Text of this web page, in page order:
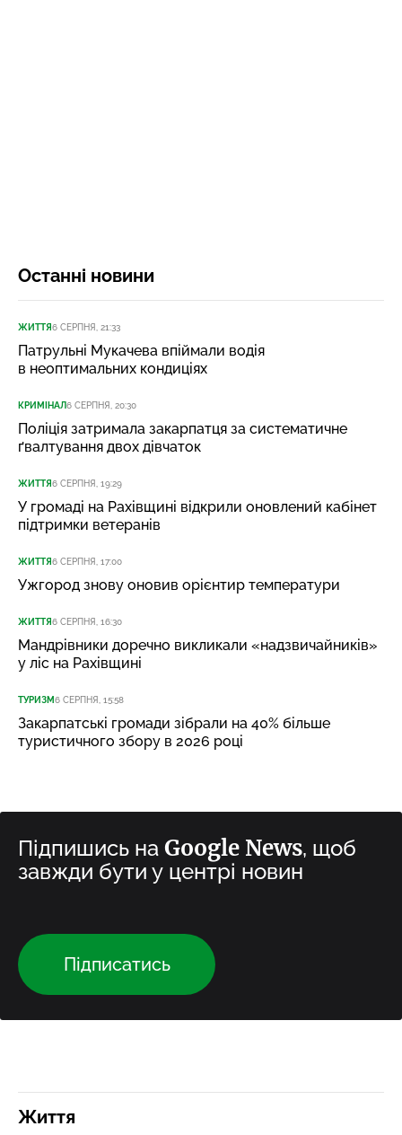
Останні новини
ЖИТТЯ6 СЕРПНЯ, 21:33
Патрульні Мукачева впіймали водія
в неоптимальних кондиціях
КРИМІНАЛ6 СЕРПНЯ, 20:30
Поліція затримала закарпатця за систематичне
ґвалтування двох дівчаток
ЖИТТЯ6 СЕРПНЯ, 19:29
У громаді на Рахівщині відкрили оновлений кабінет
підтримки ветеранів
ЖИТТЯ6 СЕРПНЯ, 17:00
Ужгород знову оновив орієнтир температури
ЖИТТЯ6 СЕРПНЯ, 16:30
Мандрівники доречно викликали «надзвичайників»
у ліс на Рахівщині
ТУРИЗМ6 СЕРПНЯ, 15:58
Закарпатські громади зібрали на 40% більше
туристичного збору в 2026 році
Підпишись на Google News, щоб
завжди бути у центрі новин
Підписатись
Життя